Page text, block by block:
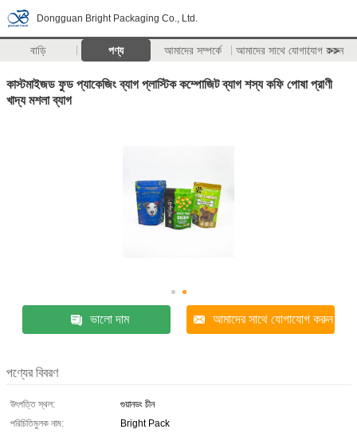
Dongguan Bright Packaging Co., Ltd.
বাড়ি পণ্য আমাদের সম্পর্কে আমাদের সাথে যোগাযোগ করুন
>>
কাস্টমাইজড ফুড প্যাকেজিং ব্যাগ প্লাস্টিক কম্পোজিট ব্যাগ শস্য কফি পোষা প্রাণী
খাদ্য মশলা ব্যাগ
ভালো দাম আমাদের সাথে যোগাযোগ করুন
পণ্যের বিবরণ
উৎপত্তি স্থল:
গুয়ানডং চীন
পরিচিতিমুলক নাম:
Bright Pack